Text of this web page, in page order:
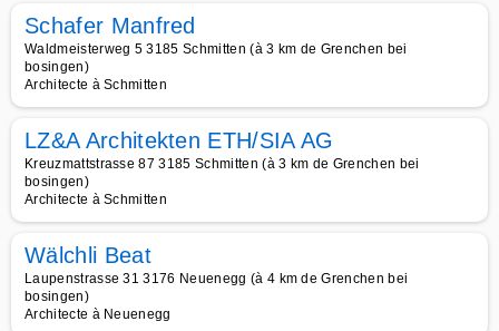
Schafer Manfred
Waldmeisterweg 5 3185 Schmitten (à 3 km de Grenchen bei
bosingen)
Architecte à Schmitten
LZ&A Architekten ETH/SIA AG
Kreuzmattstrasse 87 3185 Schmitten (à 3 km de Grenchen bei
bosingen)
Architecte à Schmitten
Wälchli Beat
Laupenstrasse 31 3176 Neuenegg (à 4 km de Grenchen bei
bosingen)
Architecte à Neuenegg